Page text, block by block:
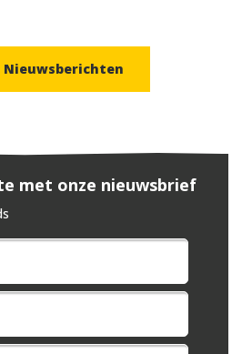
Nieuwsberichten
met onze nieuwsbrief